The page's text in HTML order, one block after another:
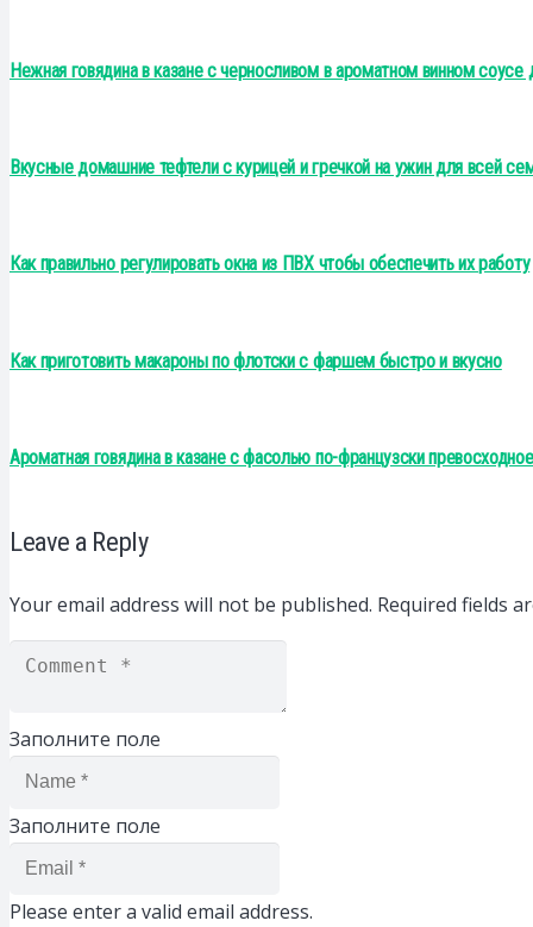
Нежная говядина в казане с черносливом в ароматном винном соусе
Вкусные домашние тефтели с курицей и гречкой на ужин для всей
Как правильно регулировать окна из ПВХ чтобы обеспечить их работу
Как приготовить макароны по флотски с фаршем быстро и вкусно
Ароматная говядина в казане с фасолью по-французски
Leave a Reply
Your email address will not be published. Required fields
Заполните поле
Заполните поле
Please enter a valid email address.